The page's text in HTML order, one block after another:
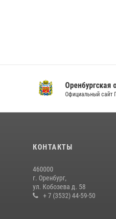
Оренбургская
Официальный сайт
КОНТАКТЫ
460000
г. Оренбург,
ул. Кобозева д. 58
+ 7 (3532) 44-59-50